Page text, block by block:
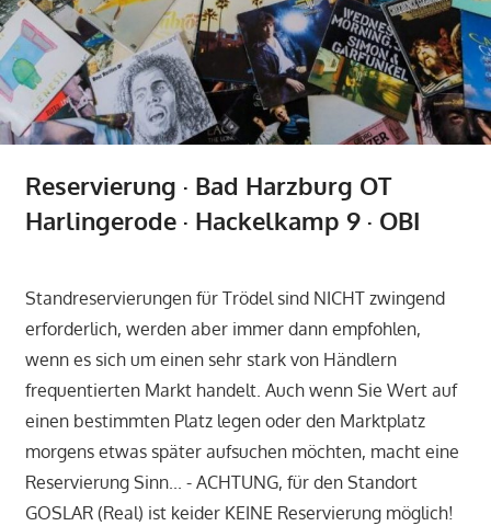
Reservierung · Bad Harzburg OT
Harlingerode · Hackelkamp 9 · OBI
Standreservierungen für Trödel sind NICHT zwingend
erforderlich, werden aber immer dann empfohlen,
wenn es sich um einen sehr stark von Händlern
frequentierten Markt handelt. Auch wenn Sie Wert auf
einen bestimmten Platz legen oder den Marktplatz
morgens etwas später aufsuchen möchten, macht eine
Reservierung Sinn... - ACHTUNG, für den Standort
GOSLAR (Real) ist keider KEINE Reservierung möglich!